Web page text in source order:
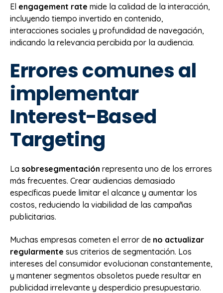
El engagement rate mide la calidad de la interacción,
incluyendo tiempo invertido en contenido,
interacciones sociales y profundidad de navegación,
indicando la relevancia percibida por la audiencia.
Errores comunes al
implementar
Interest-Based
Targeting
La sobresegmentación representa uno de los errores
más frecuentes. Crear audiencias demasiado
específicas puede limitar el alcance y aumentar los
costos, reduciendo la viabilidad de las campañas
publicitarias.
Muchas empresas cometen el error de no actualizar
regularmente sus criterios de segmentación. Los
intereses del consumidor evolucionan constantemente,
y mantener segmentos obsoletos puede resultar en
publicidad irrelevante y desperdicio presupuestario.